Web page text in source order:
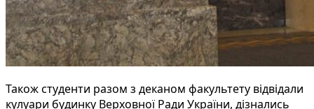
Також студенти разом з деканом факультету відвідали
кулуари будинку Верховної Ради України, дізнались